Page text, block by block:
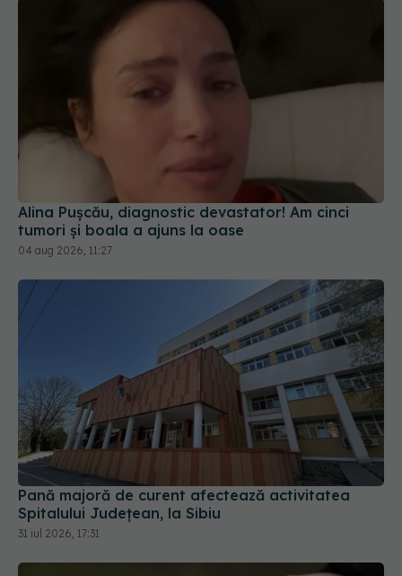
Alina Pușcău, diagnostic devastator! Am cinci
tumori și boala a ajuns la oase
04 aug 2026, 11:27
Pană majoră de curent afectează activitatea
Spitalului Județean, la Sibiu
31 iul 2026, 17:31